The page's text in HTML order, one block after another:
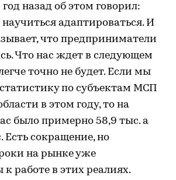
назад об этом говорил:
адаптироваться. И
что предприниматели
Что нас ждет в следующем
точно не будет. Если мы
по субъектам МСП
в этом году, то на
было примерно 58,9 тыс. а
Есть сокращение, но
на рынке уже
работе в этих реалиях.